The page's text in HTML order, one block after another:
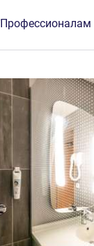
Профессионалам